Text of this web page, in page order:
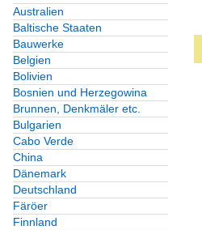
Australien
Baltische Staaten
Bauwerke
Belgien
Bolivien
Bosnien und Herzegowina
Brunnen, Denkmäler etc.
Bulgarien
Cabo Verde
China
Dänemark
Deutschland
Färöer
Finnland